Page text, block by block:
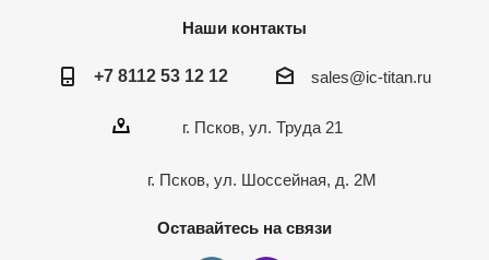
Наши контакты
+7 8112 53 12 12 sales@ic-titan.ru
г. Псков, ул. Труда 21
г. Псков, ул. Шоссейная, д. 2М
Оставайтесь на связи